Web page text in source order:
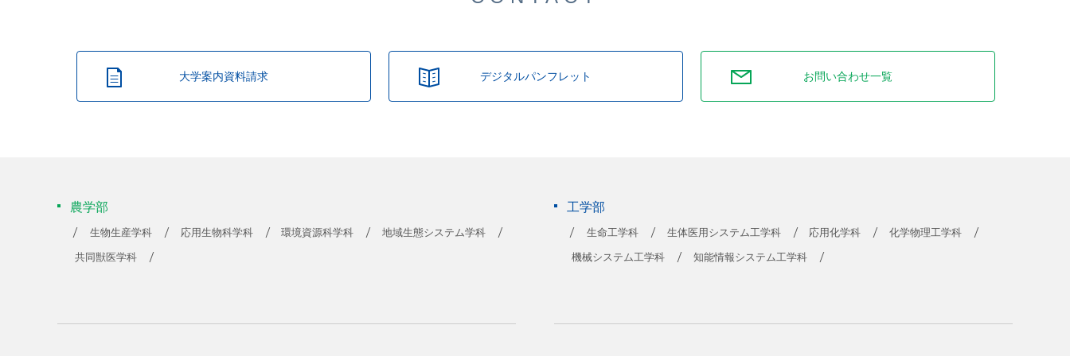
大学案内資料請求 デジタルパンフレット お問い合わせ一覧
農学部
生物生産学科 応用生物科学科 環境資源科学科 地域生態システム学科
共同獣医学科
工学部
生命工学科 生体医用システム工学科 応用化学科 化学物理工学科
機械システム工学科 知能情報システム工学科